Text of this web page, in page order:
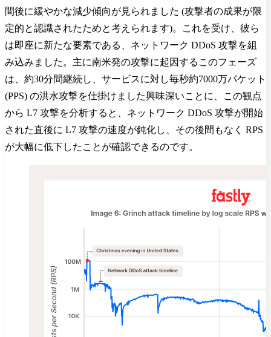
間後に緩やかな減少傾向が見られました (攻撃者の成果が限
定的と認識されたためと考えられます)。これを受け、彼ら
は即座に新たな要素である、ネットワーク DDoS 攻撃を組
み込みました。主に南米発の攻撃に起因するこのフェーズ
は、約30分間継続し、サービスに対し毎秒約7000万パケット
(PPS) の洪水攻撃を仕掛けました興味深いことに、この観点
から L7 攻撃を分析すると、ネットワーク DDoS 攻撃が開始
された直後に L7 攻撃の速度が鈍化し、その後間もなく RPS
が大幅に低下したことが確認できるのです。